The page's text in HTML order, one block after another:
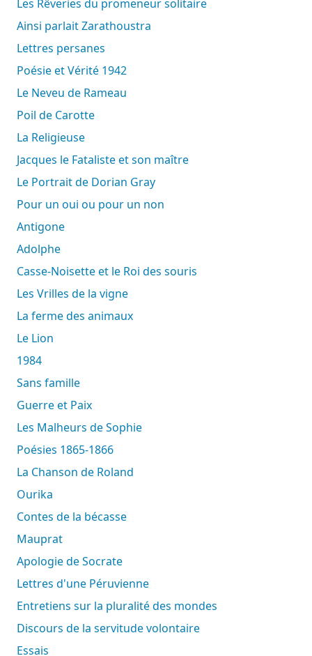
Les Rêveries du promeneur solitaire
Ainsi parlait Zarathoustra
Lettres persanes
Poésie et Vérité 1942
Le Neveu de Rameau
Poil de Carotte
La Religieuse
Jacques le Fataliste et son maître
Le Portrait de Dorian Gray
Pour un oui ou pour un non
Antigone
Adolphe
Casse-Noisette et le Roi des souris
Les Vrilles de la vigne
La ferme des animaux
Le Lion
1984
Sans famille
Guerre et Paix
Les Malheurs de Sophie
Poésies 1865-1866
La Chanson de Roland
Ourika
Contes de la bécasse
Mauprat
Apologie de Socrate
Lettres d'une Péruvienne
Entretiens sur la pluralité des mondes
Discours de la servitude volontaire
Essais